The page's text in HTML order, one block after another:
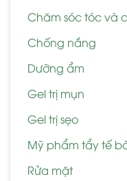
Chăm sóc tóc và
Chống nắng
Dưỡng ẩm
Gel trị mụn
Gel trị sẹo
Mỹ phẩm tẩy tế
Rửa mặt